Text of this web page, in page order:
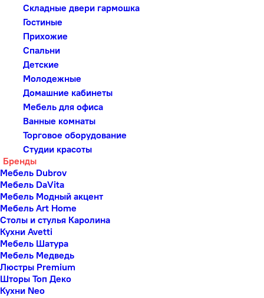
Складные двери гармошка
Гостиные
Прихожие
Спальни
Детские
Молодежные
Домашние кабинеты
Мебель для офиса
Ванные комнаты
Торговое оборудование
Студии красоты
Бренды
Мебель Dubrov
Мебель DaVita
Мебель Модный акцент
Мебель Art Home
Столы и стулья Каролина
Кухни Avetti
Мебель Шатура
Мебель Медведь
Люстры Premium
Шторы Топ Деко
Кухни Neo